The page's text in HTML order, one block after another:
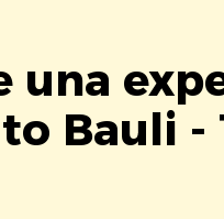
una
Bauli -